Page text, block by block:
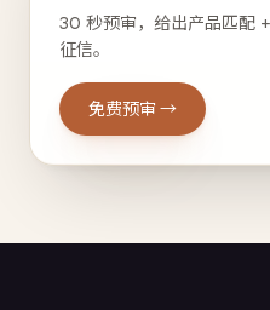
30 秒预审，给出产品匹配
征信。
免费预审 →